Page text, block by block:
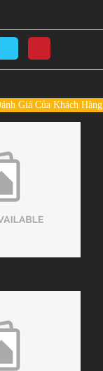
Giá Của Khách Hàng